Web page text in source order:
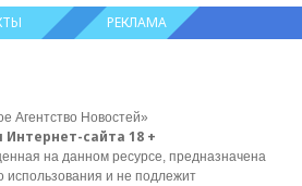
РЕКЛАМА
Агентство Новостей»
Интернет-сайта 18 +
на данном ресурсе, предназначена
использования и не подлежит